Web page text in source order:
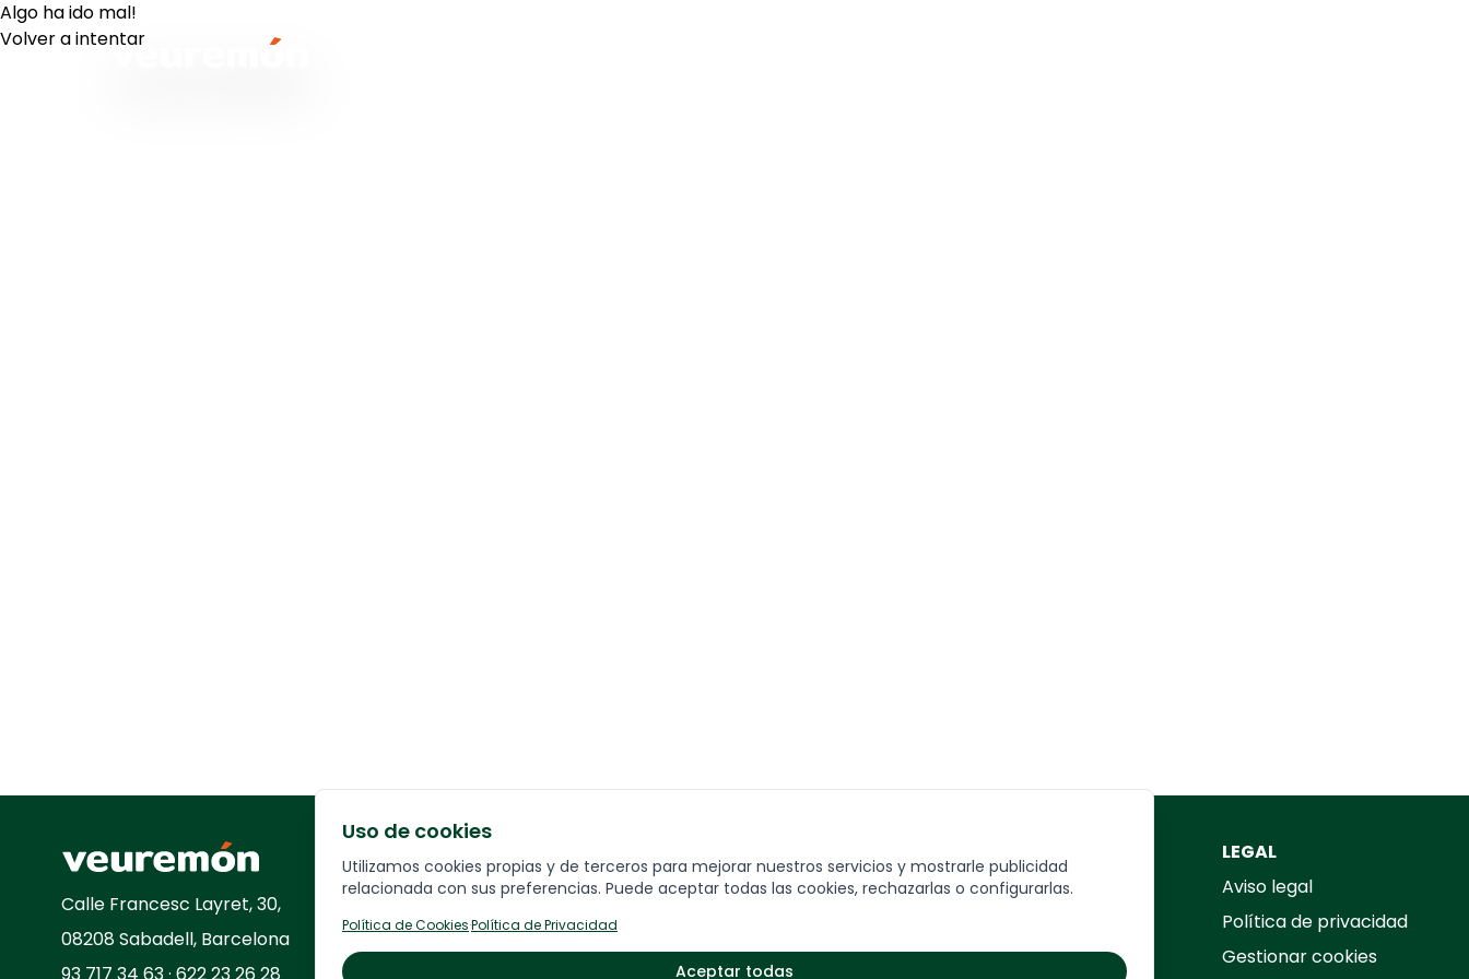
Your Company
Algo ha ido mal!
Volver a intentar
Your Company
Calle Francesc Layret, 30,
08208 Sabadell, Barcelona
Grandes destinos
Viajes destacados
Formulario
LEGAL
Aviso legal
Política de privacidad
Gestionar cookies
Uso de cookies
Utilizamos cookies propias y de terceros para mejorar nuestros servicios y mostrarle publicidad
relacionada con sus preferencias. Puede aceptar todas las cookies, rechazarlas o configurarlas.
Política de Cookies·Política de Privacidad
Aceptar todas